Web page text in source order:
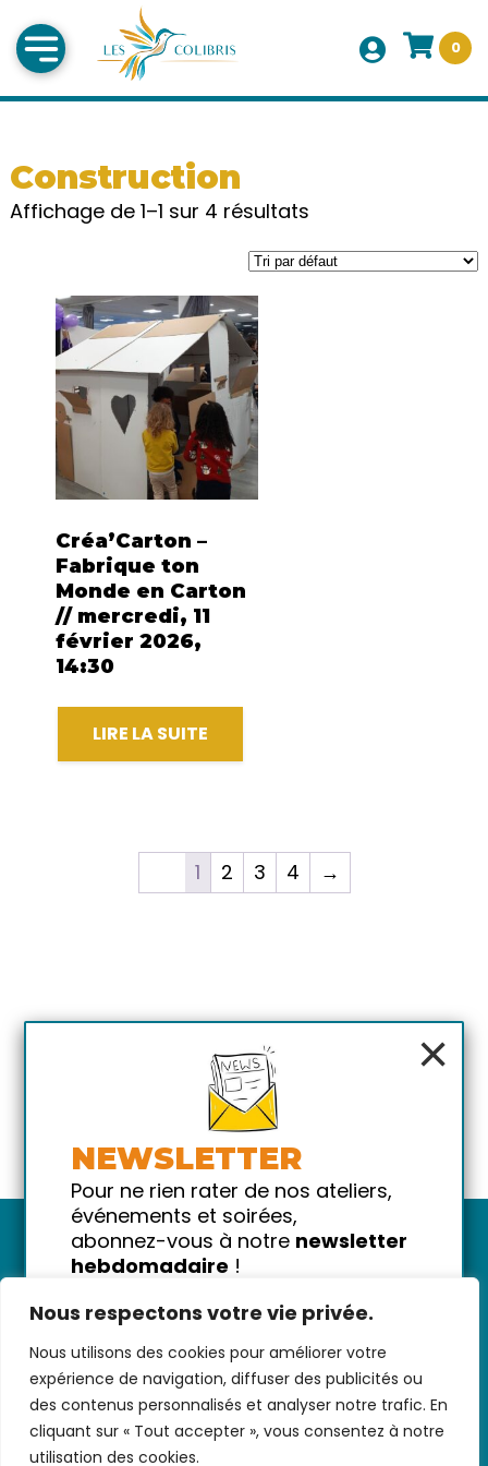
Nous respectons votre vie privée.
Nous utilisons des cookies pour améliorer votre
expérience de navigation, diffuser des publicités ou
des contenus personnalisés et analyser notre trafic. En
cliquant sur « Tout accepter », vous consentez à notre
utilisation des cookies.
0
Construction
Affichage de 1–1 sur 4 résultats
Créa’Carton –
Fabrique ton
Monde en Carton
// mercredi, 11
février 2026,
14:30
LIRE LA SUITE
1 2 3 4 →
Nous contacter- CGV/CGU-Données
personnelles-Infos pratiques- FAQ
×
NEWSLETTER
Pour ne rien rater de nos ateliers,
événements et soirées,
abonnez-vous à notre newsletter
hebdomadaire !
!
Votre email